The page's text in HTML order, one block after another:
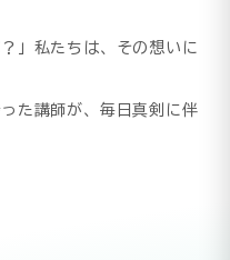
」私たちは、その想いに
た講師が、毎日真剣に伴